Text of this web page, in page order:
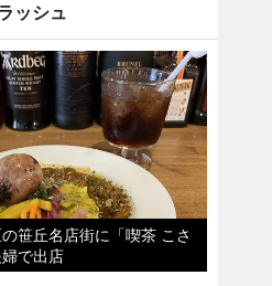
ッシュ
笹丘名店街に「喫茶 こさ
で出店